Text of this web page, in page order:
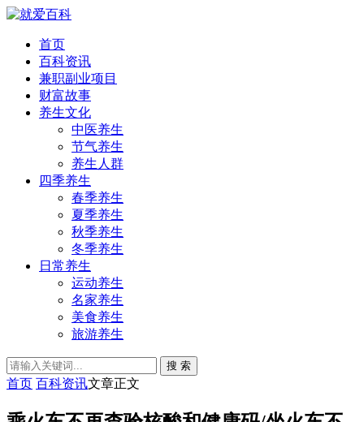
首页
百科资讯
兼职副业项目
财富故事
养生文化
中医养生
节气养生
养生人群
四季养生
春季养生
夏季养生
秋季养生
冬季养生
日常养生
运动养生
名家养生
美食养生
旅游养生
搜 索
首页 百科资讯文章正文